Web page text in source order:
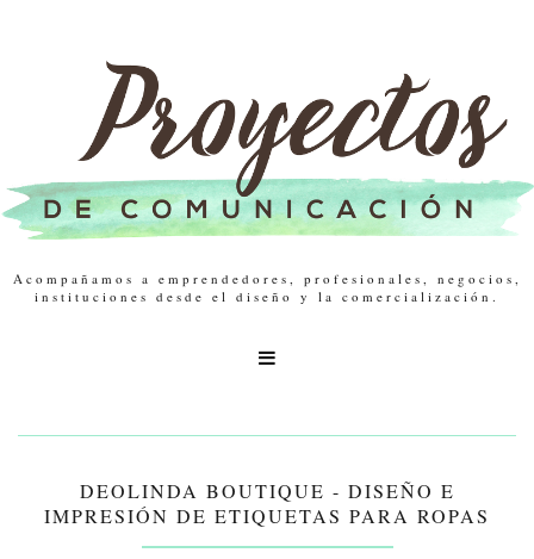
Acompañamos a emprendedores, profesionales, negocios,
instituciones desde el diseño y la comercialización.

DEOLINDA BOUTIQUE - DISEÑO E
IMPRESIÓN DE ETIQUETAS PARA ROPAS